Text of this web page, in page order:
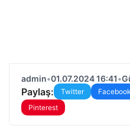
admin•01.07.2024 16:41•
Paylaş: Twitter Facebook
Pinterest